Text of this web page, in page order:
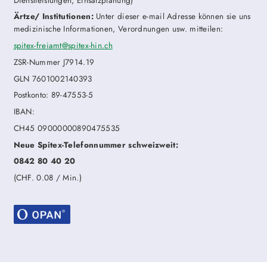
Ärtze/ Institutionen: Unter dieser e-mail Adresse können sie uns
medizinische Informationen, Verordnungen usw. mitteilen:
spitex-freiamt@spitex-hin.ch
ZSR-Nummer J7914.19
GLN 7601002140393
Postkonto: 89-47553-5
IBAN:
CH45 09000000890475535
Neue Spitex-Telefonnummer schweizweit:
0842 80 40 20
(CHF. 0.08 / Min.)